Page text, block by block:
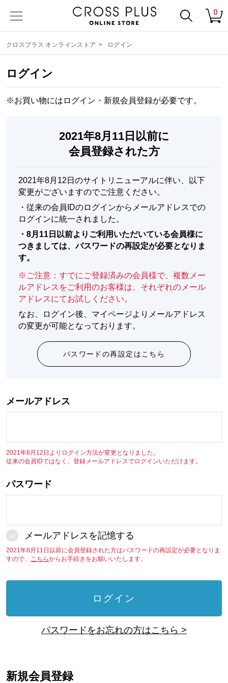
0
クロスプラス オンラインストア > ログイン
ログイン
※お買い物にはログイン・ 新規会員登録が必要です。
2021年8月11日以前に
会員登録された方
2021年8月12日のサイトリニューアルに伴い、以下
変更がございますのでご注意ください。
・ 従来の会員IDのログインからメールアドレスでの
ログインに統一されました。
・ 8月11日以前よりご利用いただいている会員様に
つきましては、パスワードの再設定が必要となりま
す。
※ご注意：すでにご登録済みの会員様で、複数メー
ルアドレスをご利用のお客様は、それぞれのメール
アドレスにてお試しください。
なお、ログイン後、マイページよりメールアドレス
の変更が可能となっております。
パスワードの再設定はこちら
メールアドレス
2021年8月12日よりログイン方法が変更となりました。
従来の会員IDではなく、登録メールアドレスでログインいただけます。
パスワード
メールアドレスを記憶する
2021年8月11日以前に会員登録された方はパスワードの再設定が必要となりま
すので、
こちらからお手続きをお願いいたします。
ログイン
パスワードをお忘れの方はこちら >
新規会員登録